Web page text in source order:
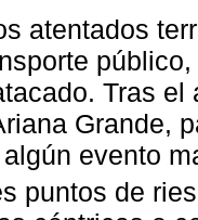
atentados
Tras
Grande,
evento
puntos de